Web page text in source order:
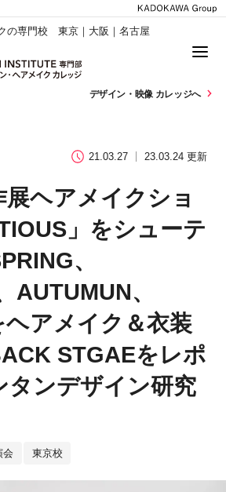
の専門校 東京｜大阪｜名古屋
デザイン・ 映像 カレッジへ
21.03.27 23.03.24 更新
展ヘアメイクショ
」をシューテ
、
AUTUMUN、
ヘアメイク＆衣装
STGAEをレポ
タンデザイン研究
会 東京校